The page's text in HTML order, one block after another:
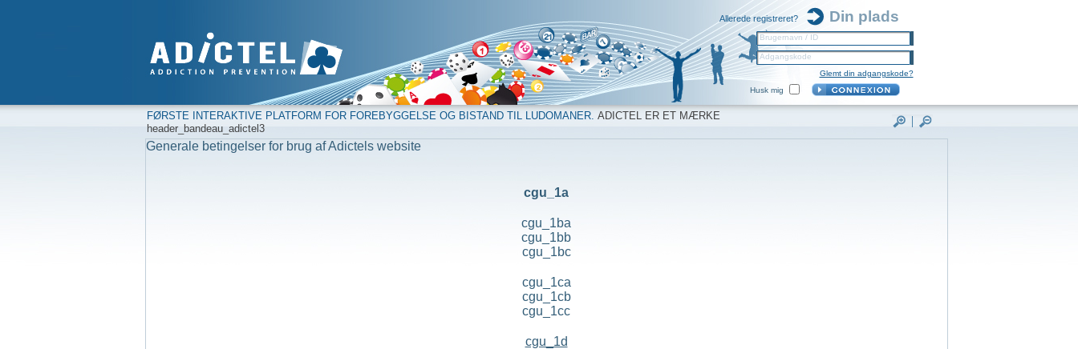
Allerede registreret? Din plads
Brugernavn / ID
Adgangskode
Glemt din adgangskode?
Husk mig
FØRSTE INTERAKTIVE PLATFORM FOR FOREBYGGELSE OG BISTAND TIL LUDOMANER. ADICTEL ER ET MÆRKE
header_bandeau_adictel3
Generale betingelser for brug af Adictels website
cgu_1a
cgu_1ba
cgu_1bb
cgu_1bc
cgu_1ca
cgu_1cb
cgu_1cc
cgu_1d